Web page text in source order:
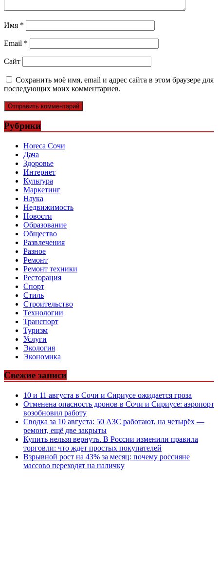
Имя *
Email *
Сайт
Сохранить моё имя, email и адрес сайта в этом браузере для
последующих моих комментариев.
Рубрики
Horeca Сочи
Дача
Здоровье
Интернет
Культура
Маркетинг
Наука
Недвижимость
Новости
Образование
Общество
Развлечения
Разное
Ремонт
Ремонт техники
Ресторация
Спорт
Стиль
Строительство
Технологии
Транспорт
Туризм
Услуги
Экология
Экономика
Свежие записи
10 и 11 августа в Сочи и Сириусе ожидается гроза
Отменена опасность дронов в Сочи и Сириусе: аэропорт
возобновил работу
Сводка за 10 августа: 50 АЗС работают, на четырёх —
ремонт, ещё две закрыты
Купить нельзя вернуть. В России изменили правила
торговли: что ждет простых покупателей
Взрывной рост на 43% за месяц: почему россияне
массово переходят на наличку